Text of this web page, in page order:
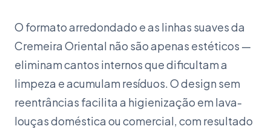
O formato arredondado e as linhas suaves da
Cremeira Oriental não são apenas estéticos —
eliminam cantos internos que dificultam a
limpeza e acumulam resíduos. O design sem
reentrâncias facilita a higienização em lava-
louças doméstica ou comercial, com resultado